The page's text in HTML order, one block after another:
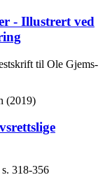
- Illustrert ved
til Ole Gjems-
(2019)
s. 318-356